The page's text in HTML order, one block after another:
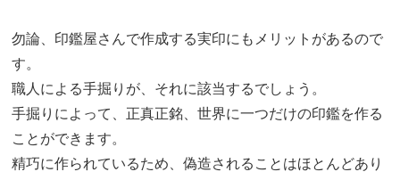
勿論、印鑑屋さんで作成する実印にもメリットがあるので
す。
職人による手掘りが、それに該当するでしょう。
手掘りによって、正真正銘、世界に一つだけの印鑑を作る
ことができます。
精巧に作られているため、偽造されることはほとんどあり